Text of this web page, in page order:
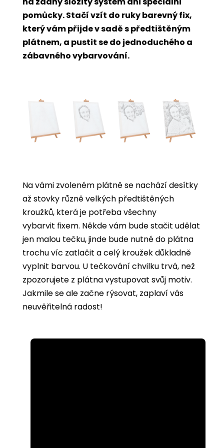
pomůcky. Stačí vzít do ruky barevný fix,
který vám přijde v sadě s předtištěným
plátnem, a pustit se do jednoduchého a
zábavného vybarvování.
Na vámi zvoleném plátně se nachází desítky
až stovky různě velkých předtištěných
kroužků, která je potřeba všechny
vybarvit fixem. Někde vám bude stačit udělat
jen malou tečku, jinde bude nutné do plátna
trochu víc zatlačit a celý kroužek důkladně
vyplnit barvou. U tečkování chvilku trvá, než
zpozorujete z plátna vystupovat svůj motiv.
Jakmile se ale začne rýsovat, zaplaví vás
neuvěřitelná radost!